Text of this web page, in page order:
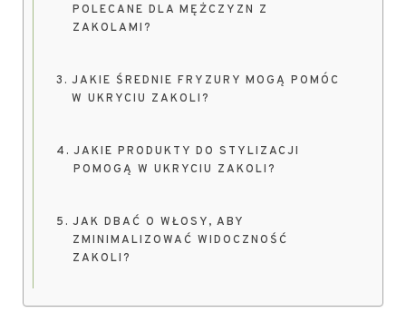
POLECANE DLA MĘŻCZYZN Z
ZAKOLAMI?
JAKIE ŚREDNIE FRYZURY MOGĄ POMÓC
W UKRYCIU ZAKOLI?
JAKIE PRODUKTY DO STYLIZACJI
POMOGĄ W UKRYCIU ZAKOLI?
JAK DBAĆ O WŁOSY, ABY
ZMINIMALIZOWAĆ WIDOCZNOŚĆ
ZAKOLI?